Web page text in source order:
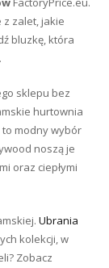
zalet, jakie
bluzkę, która
sklepu bez
hurtownia
modny wybór
noszą je
oraz ciepłymi
Ubrania
kolekcji, w
Zobacz